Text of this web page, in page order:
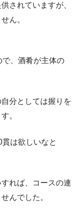
されていますが、
ん。
、酒肴が主体の
分としては握りを
。
は欲しいなと
れば、コースの連
んでした。